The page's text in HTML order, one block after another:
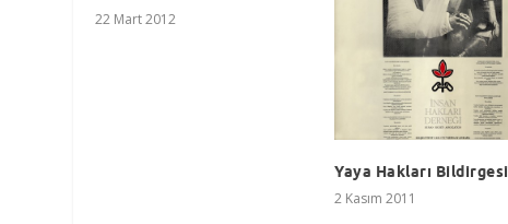
22 Mart 2012
Yaya Hakları Bildirgesi
2 Kasım 2011